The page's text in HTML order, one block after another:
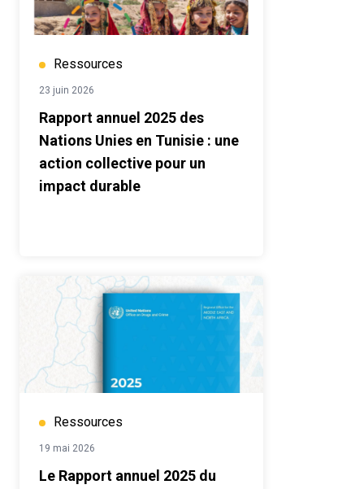
Ressources
23 juin 2026
Rapport annuel 2025 des
Nations Unies en Tunisie : une
action collective pour un
impact durable
Ressources
19 mai 2026
Le Rapport annuel 2025 du